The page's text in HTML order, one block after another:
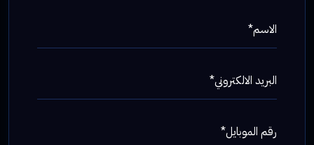
الاسم*
البريد الالكتروني*
رقم الموبايل*